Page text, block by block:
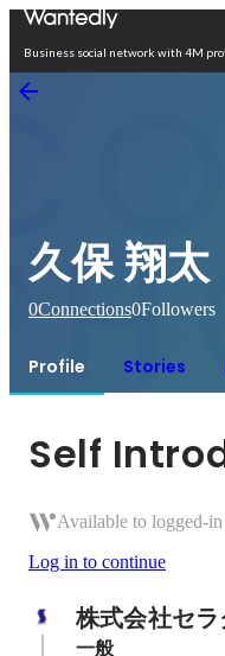
Business social network with 4M
久保 翔太
0Connections0Followers
Profile Stories
Self
Available to logged-
Log in to continue
株式会社セラ
一般